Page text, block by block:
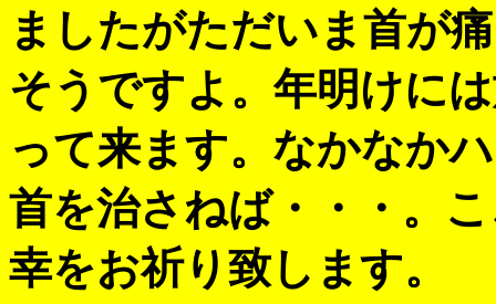
ましたがただいま首が
そうですよ。年明けに
って来ます。なかなか
首を治さねば・・・。
幸をお祈り致します。